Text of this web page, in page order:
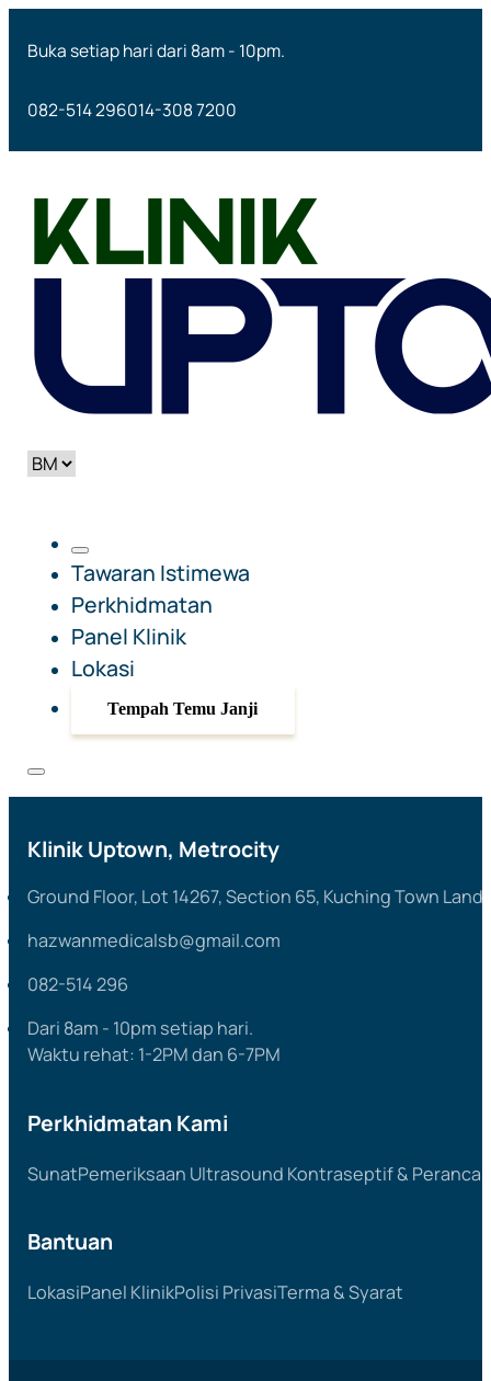
Buka setiap hari dari 8am - 10pm.
082-514 296014-308 7200
Tawaran Istimewa
Perkhidmatan
Panel Klinik
Lokasi
Tempah Temu Janji
Klinik Uptown, Metrocity
Ground Floor, Lot 14267, Section 65, Kuching Town
hazwanmedicalsb@gmail.com
082-514 296
Dari 8am - 10pm setiap hari.
Waktu rehat: 1-2PM dan 6-7PM
Perkhidmatan Kami
SunatPemeriksaan Ultrasound Kontraseptif &
Bantuan
LokasiPanel KlinikPolisi PrivasiTerma & Syarat